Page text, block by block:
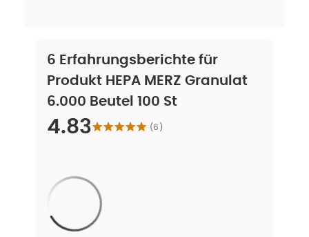
6 Erfahrungsberichte für
Produkt HEPA MERZ Granulat
6.000 Beutel 100 St
4.83 (6)